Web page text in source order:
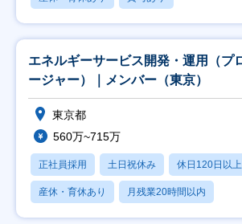
エネルギーサービス開発・運用（プ
ージャー）｜メンバー（東京）
東京都
560万~715万
正社員採用 土日祝休み 休日120日以上
産休・育休あり 月残業20時間以内